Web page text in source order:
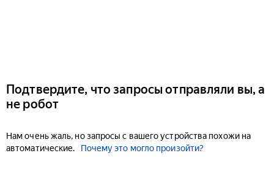
Подтвердите, что запросы отправляли вы, а
не робот
Нам очень жаль, но запросы с вашего устройства похожи на
автоматические.
Почему это могло произойти?